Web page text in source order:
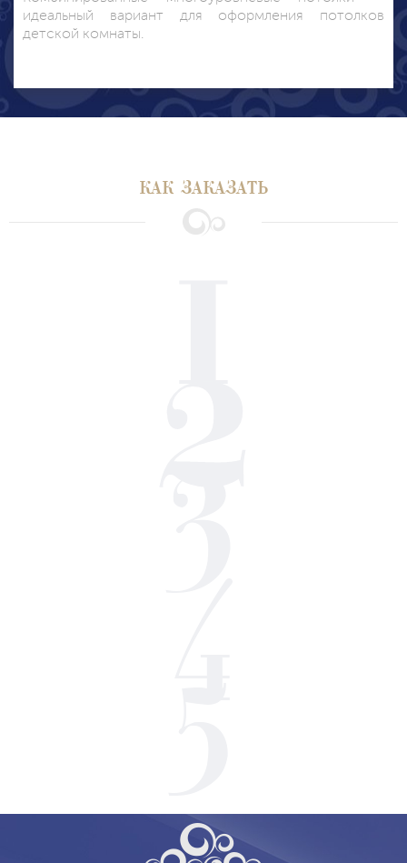
идеальный вариант для оформления потолков
детской комнаты.
КАК ЗАКАЗАТЬ